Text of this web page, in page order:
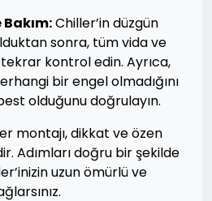
Chiller’in düzgün
sonra, tüm vida ve
kontrol edin. Ayrıca,
bir engel olmadığını
olduğunu doğrulayın.
montajı, dikkat ve özen
Adımları doğru bir şekilde
uzun ömürlü ve